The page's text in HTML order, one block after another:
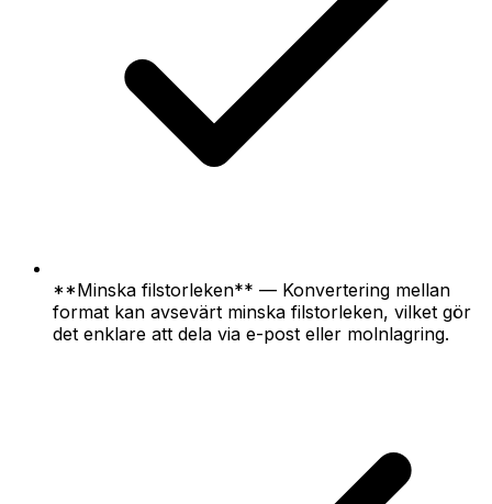
**Minska filstorleken** — Konvertering mellan
format kan avsevärt minska filstorleken, vilket gör
det enklare att dela via e-post eller molnlagring.